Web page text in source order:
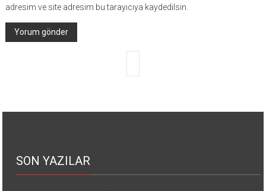
adresim ve site adresim bu tarayıcıya kaydedilsin.
SON YAZILAR